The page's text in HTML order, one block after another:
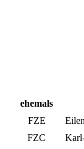
ehemals
FZE
FZC